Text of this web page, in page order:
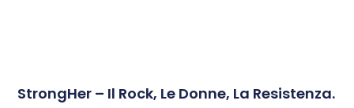
StrongHer – Il Rock, Le Donne, La Resistenza.